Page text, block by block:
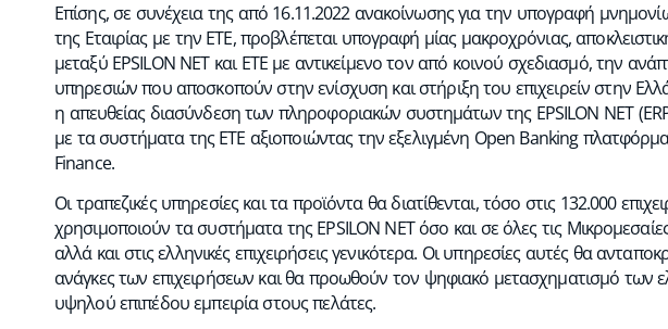
Επίσης, σε συνέχεια της από 16.11.2022 ανακοίνωσης για την υπογραφή
της Εταιρίας με την ΕΤΕ, προβλέπεται υπογραφή μίας μακροχρόνιας,
μεταξύ EPSILON ΝΕΤ και ΕΤΕ με αντικείμενο τον από κοινού σχεδιασμό, την
υπηρεσιών που αποσκοπούν στην ενίσχυση και στήριξη του επιχειρείν στην
η απευθείας διασύνδεση των πληροφοριακών συστημάτων της EPSILON ΝΕΤ
με τα συστήματα της ΕΤΕ αξιοποιώντας την εξελιγμένη Open Banking
Finance.
Οι τραπεζικές υπηρεσίες και τα προϊόντα θα διατίθενται, τόσο στις 132.000
χρησιμοποιούν τα συστήματα της EPSILON ΝΕΤ όσο και σε όλες τις
αλλά και στις ελληνικές επιχειρήσεις γενικότερα. Οι υπηρεσίες αυτές θα
ανάγκες των επιχειρήσεων και θα προωθούν τον ψηφιακό μετασχηματισμό
υψηλού επιπέδου εμπειρία στους πελάτες.